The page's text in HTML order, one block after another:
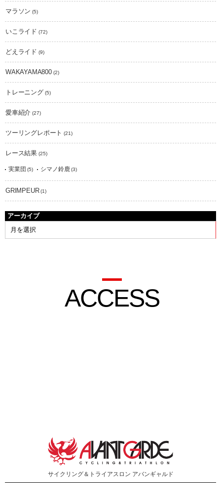
マラソン (5)
いこライド (72)
どえライド (9)
WAKAYAMA800(2)
トレーニング (5)
愛車紹介 (27)
ツーリングレポート (21)
レース結果 (25)
実業団 (5) シマノ鈴鹿 (3)
GRIMPEUR(1)
アーカイブ
ACCESS
サイクリング＆トライアスロン アバンギャルド